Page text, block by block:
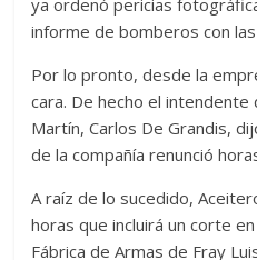
ya ordenó pericias
informe de bomberos con
Por lo pronto, desde la
cara. De hecho el intendente
Martín, Carlos De Grandis,
de la compañía renunció
A raíz de lo sucedido,
horas que incluirá un corte
Fábrica de Armas de Fray